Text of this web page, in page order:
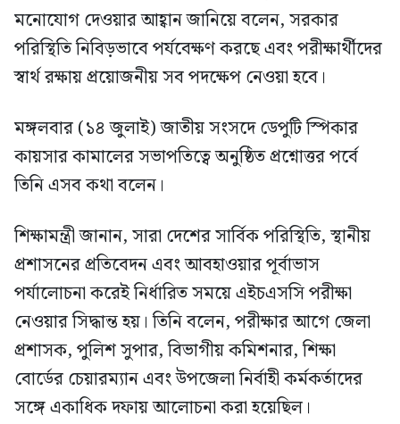
মনোযোগ দেওয়ার আহ্বান জানিয়ে বলেন, সরকার
পরিস্থিতি নিবিড়ভাবে পর্যবেক্ষণ করছে এবং পরীক্ষার্থীদের
স্বার্থ রক্ষায় প্রয়োজনীয় সব পদক্ষেপ নেওয়া হবে।
মঙ্গলবার (১৪ জুলাই) জাতীয় সংসদে ডেপুটি স্পিকার
কায়সার কামালের সভাপতিত্বে অনুষ্ঠিত প্রশ্নোত্তর পর্বে
তিনি এসব কথা বলেন।
শিক্ষামন্ত্রী জানান, সারা দেশের সার্বিক পরিস্থিতি, স্থানীয়
প্রশাসনের প্রতিবেদন এবং আবহাওয়ার পূর্বাভাস
পর্যালোচনা করেই নির্ধারিত সময়ে এইচএসসি পরীক্ষা
নেওয়ার সিদ্ধান্ত হয়। তিনি বলেন, পরীক্ষার আগে জেলা
প্রশাসক, পুলিশ সুপার, বিভাগীয় কমিশনার, শিক্ষা
বোর্ডের চেয়ারম্যান এবং উপজেলা নির্বাহী কর্মকর্তাদের
সঙ্গে একাধিক দফায় আলোচনা করা হয়েছিল।